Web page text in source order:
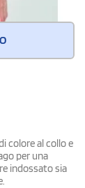
colore al collo e
per una
indossato sia